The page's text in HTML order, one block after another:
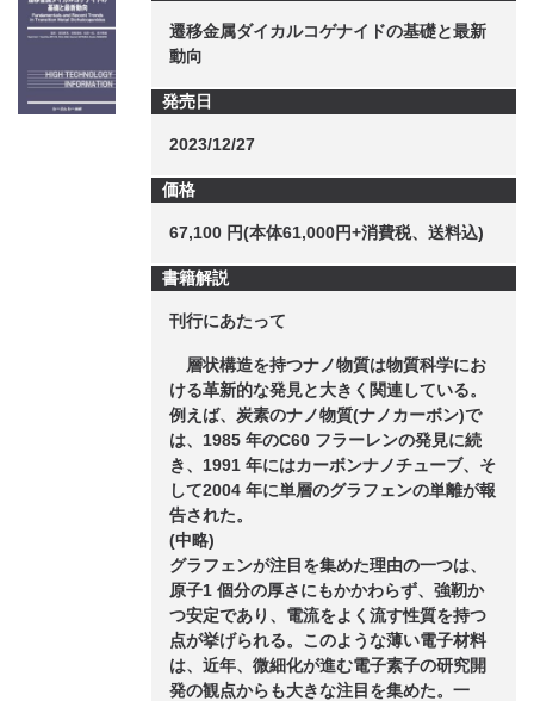
遷移金属ダイカルコゲナイドの基礎と最新
動向
発売日
2023/12/27
価格
67,100 円(本体61,000円+消費税、送料込)
書籍解説
刊行にあたって
層状構造を持つナノ物質は物質科学にお
ける革新的な発見と大きく関連している。
例えば、炭素のナノ物質(ナノカーボン)で
は、1985 年のC60 フラーレンの発見に続
き、1991 年にはカーボンナノチューブ、そ
して2004 年に単層のグラフェンの単離が報
告された。
(中略)
グラフェンが注目を集めた理由の一つは、
原子1 個分の厚さにもかかわらず、強靭か
つ安定であり、電流をよく流す性質を持つ
点が挙げられる。このような薄い電子材料
は、近年、微細化が進む電子素子の研究開
発の観点からも大きな注目を集めた。一